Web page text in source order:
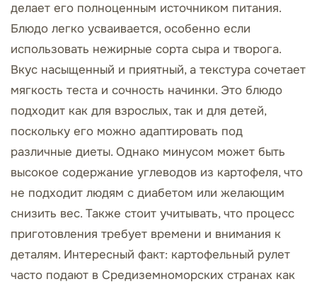
делает его полноценным источником питания.
Блюдо легко усваивается, особенно если
использовать нежирные сорта сыра и творога.
Вкус насыщенный и приятный, а текстура сочетает
мягкость теста и сочность начинки. Это блюдо
подходит как для взрослых, так и для детей,
поскольку его можно адаптировать под
различные диеты. Однако минусом может быть
высокое содержание углеводов из картофеля, что
не подходит людям с диабетом или желающим
снизить вес. Также стоит учитывать, что процесс
приготовления требует времени и внимания к
деталям. Интересный факт: картофельный рулет
часто подают в Средиземноморских странах как